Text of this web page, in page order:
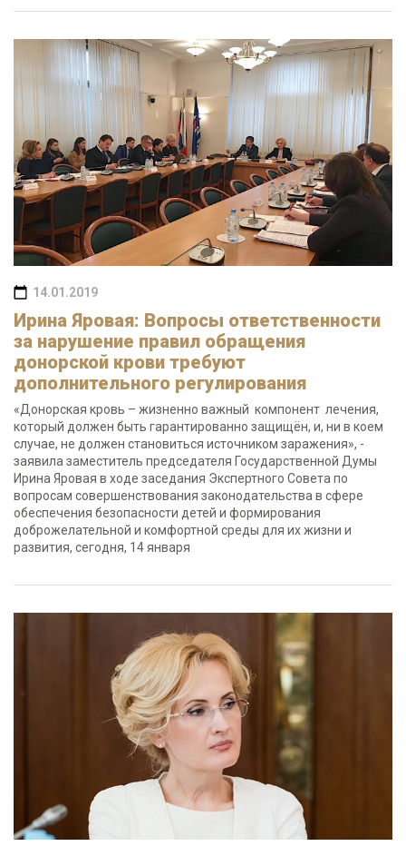
14.01.2019
Ирина Яровая: Вопросы ответственности
за нарушение правил обращения
донорской крови требуют
дополнительного регулирования
«Донорская кровь – жизненно важный компонент лечения,
который должен быть гарантированно защищён, и, ни в коем
случае, не должен становиться источником заражения», -
заявила заместитель председателя Государственной Думы
Ирина Яровая в ходе заседания Экспертного Совета по
вопросам совершенствования законодательства в сфере
обеспечения безопасности детей и формирования
доброжелательной и комфортной среды для их жизни и
развития, сегодня, 14 января